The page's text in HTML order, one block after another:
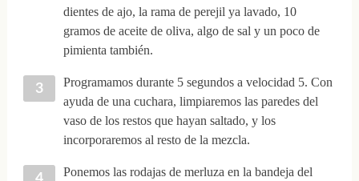
dientes de ajo, la rama de perejil ya lavado, 10
gramos de aceite de oliva, algo de sal y un poco de
pimienta también.
Programamos durante 5 segundos a velocidad 5. Con
ayuda de una cuchara, limpiaremos las paredes del
vaso de los restos que hayan saltado, y los
incorporaremos al resto de la mezcla.
Ponemos las rodajas de merluza en la bandeja del